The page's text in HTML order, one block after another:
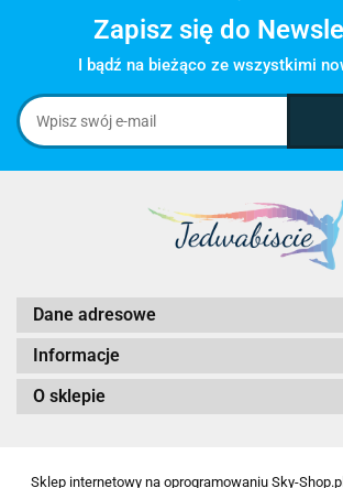
Zapisz się do
I bądź na bieżąco ze wszystkimi
Dane adresowe
Informacje
O sklepie
Sklep internetowy na oprogramowaniu Sky-Shop.pl